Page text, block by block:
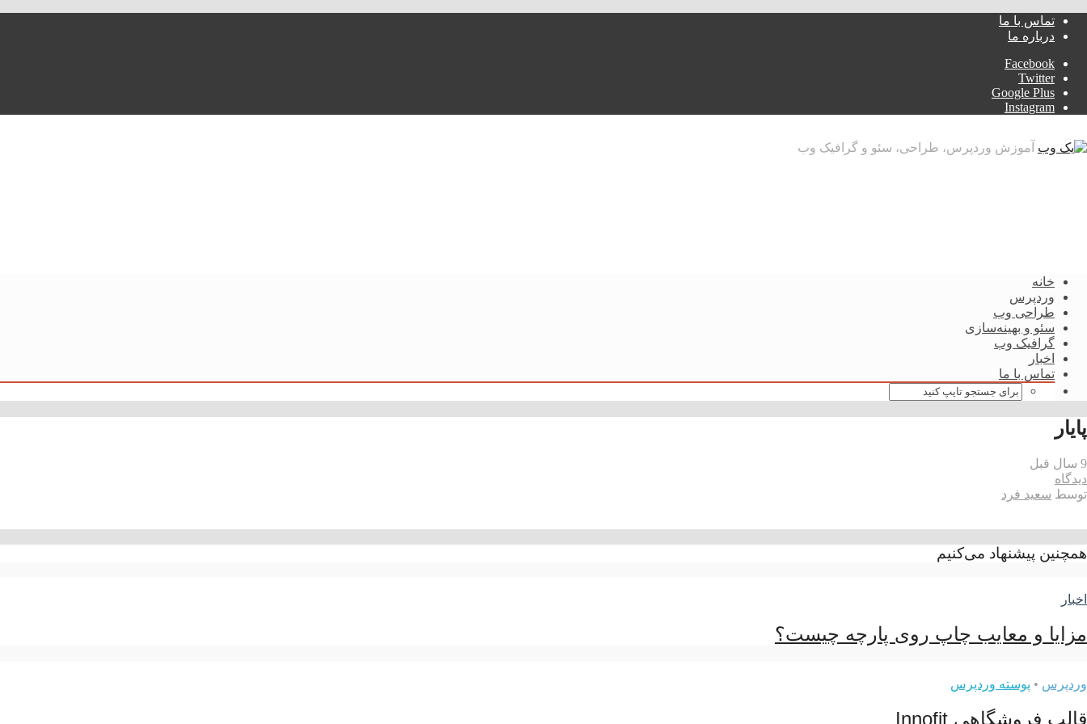
تماس با ما
درباره ما
Facebook
Twitter
Google Plus
Instagram
آموزش وردپرس، طراحی، سئو و گرافیک وب
خانه
وردپرس
طراحی وب
سئو و بهینه‌سازی
گرافیک وب
اخبار
تماس با ما
پایار
9 سال قبل
دیدگاه
توسط سعید فرد
همچنین پیشنهاد می‌کنیم
اخبار
مزایا و معایب چاپ روی پارچه چیست؟
وردپرس • پوسته وردپرس
قالب فروشگاهی Innofit